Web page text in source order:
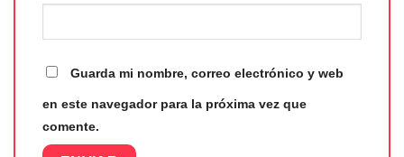
Guarda mi nombre, correo electrónico y web
en este navegador para la próxima vez que
comente.